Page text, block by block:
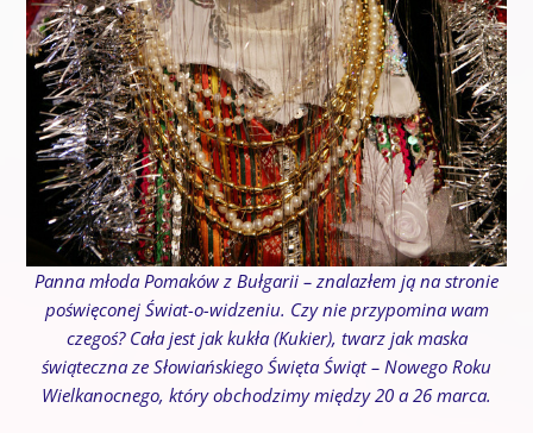
Panna młoda Pomaków z Bułgarii – znalazłem ją na stronie
poświęconej Świat-o-widzeniu. Czy nie przypomina wam
czegoś? Cała jest jak kukła (Kukier), twarz jak maska
świąteczna ze Słowiańskiego Święta Świąt – Nowego Roku
Wielkanocnego, który obchodzimy między 20 a 26 marca.